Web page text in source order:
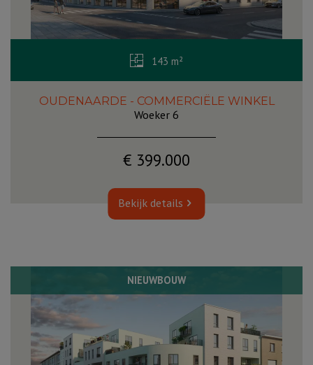
143 m²
OUDENAARDE - COMMERCIËLE WINKEL
Woeker 6
€ 399.000
Bekijk details
NIEUWBOUW